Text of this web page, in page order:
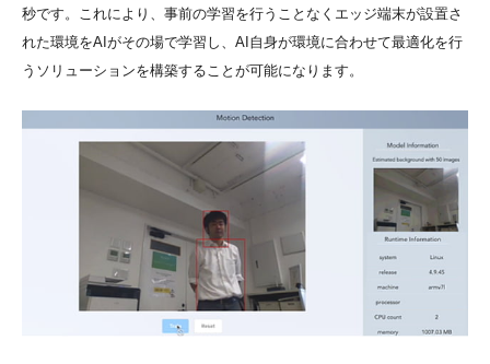
秒です。これにより、事前の学習を行うことなくエッジ端末が設置さ
れた環境をAIがその場で学習し、AI自身が環境に合わせて最適化を行
うソリューションを構築することが可能になります。